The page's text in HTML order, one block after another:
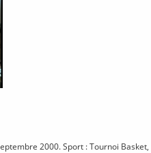
2000. Sport : Tournoi